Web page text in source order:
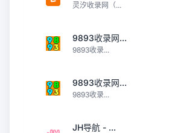
灵汐收录网（...
9893收录网...
9893收录...
9893收录网...
9893收录...
JH导航 - ...